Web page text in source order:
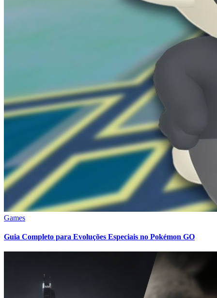
Games
Guia Completo para Evoluções Especiais no Pokémon GO